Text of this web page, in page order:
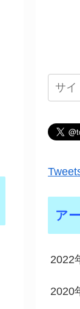
ア
2022
2020